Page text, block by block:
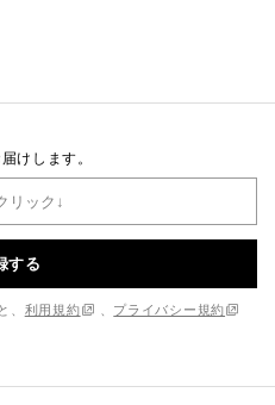
けします。
する
、 利用規約
プライバシー規約